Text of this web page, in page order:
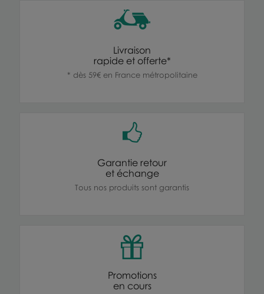
Livraison
rapide et offerte*
* dès 59€ en France métropolitaine
Garantie retour
et échange
Tous nos produits sont garantis
Promotions
en cours